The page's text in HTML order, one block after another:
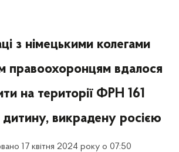
з німецькими колегами
правоохоронцям вдалося
на території ФРН 161
дитину, викрадену росією
17 квітня 2024 року о 07:50